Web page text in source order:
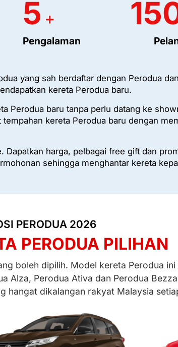
5 +
Pengalaman
yang sah berdaftar dengan Perodua
kereta Perodua baru.
Perodua baru tanpa perlu datang ke
tempahan kereta Perodua baru dengan
Dapatkan harga, pelbagai free gift dan
sehingga menghantar kereta
PERODUA 2026
PERODUA PILIHAN
boleh dipilih. Model kereta Perodua ini
Alza, Perodua Ativa dan Perodua
hangat dikalangan rakyat Malaysia